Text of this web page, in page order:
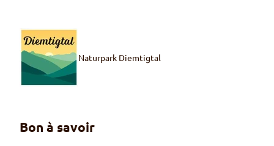
Naturpark Diemtigtal
Bon à savoir